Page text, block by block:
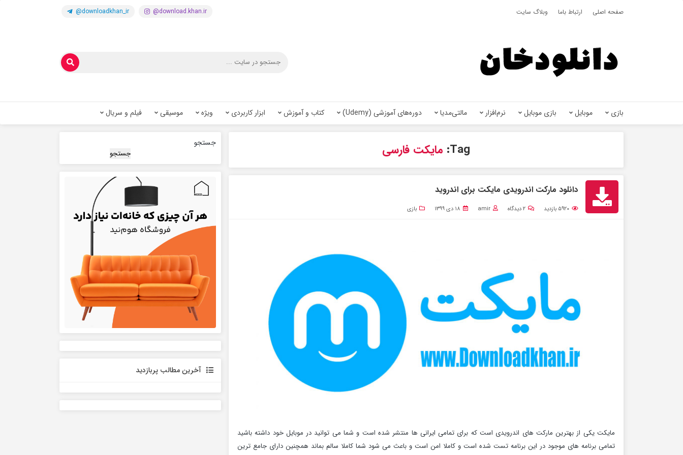
صفحه اصلی ارتباط باما وبلاگ سایت @download.khan.ir
@downloadkhan_ir
بازی موبایل بازی موبایل نرم‌افزار مالتی‌مدیا دوره‌های آموزشی (Udemy) کتاب و آموزش ابزار کاربردی ویژه موسیقی فیلم و سریال
Tag: مایکت فارسی
دانلود مارکت اندرویدی مایکت برای اندروید
۵۹۲۰ بازدید ۲دیدگاه amir ۱۸ دی ۱۳۹۹ بازی
مایکت یکی از بهترین مارکت های اندرویدی است که برای تمامی ایرانی ها منتشر شده است و شما می توانید در موبایل خود داشته باشید
تمامی برنامه های موجود در این برنامه تست شده است و کاملا امن است و باعث می شود شما کاملا سالم بماند همچنین دارای جامع ترین
جستجو
جستجو
آخرین مطالب پربازدید